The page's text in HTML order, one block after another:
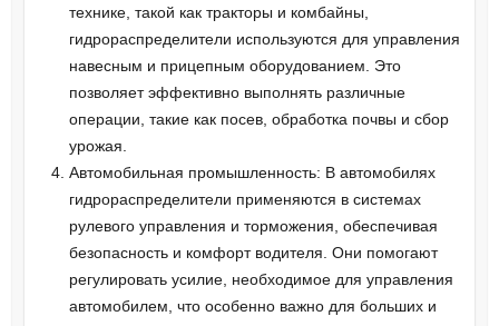
технике, такой как тракторы и комбайны,
гидрораспределители используются для управления
навесным и прицепным оборудованием. Это
позволяет эффективно выполнять различные
операции, такие как посев, обработка почвы и сбор
урожая.
Автомобильная промышленность: В автомобилях
гидрораспределители применяются в системах
рулевого управления и торможения, обеспечивая
безопасность и комфорт водителя. Они помогают
регулировать усилие, необходимое для управления
автомобилем, что особенно важно для больших и